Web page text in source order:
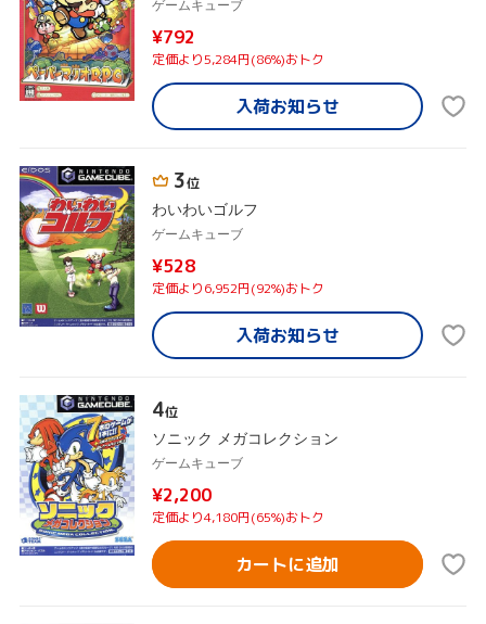
ゲームキューブ
¥792
定価より5,284円(86%)おトク
入荷お知らせ
3位
わいわいゴルフ
ゲームキューブ
¥528
定価より6,952円(92%)おトク
入荷お知らせ
4位
ソニック メガコレクション
ゲームキューブ
¥2,200
定価より4,180円(65%)おトク
カートに追加